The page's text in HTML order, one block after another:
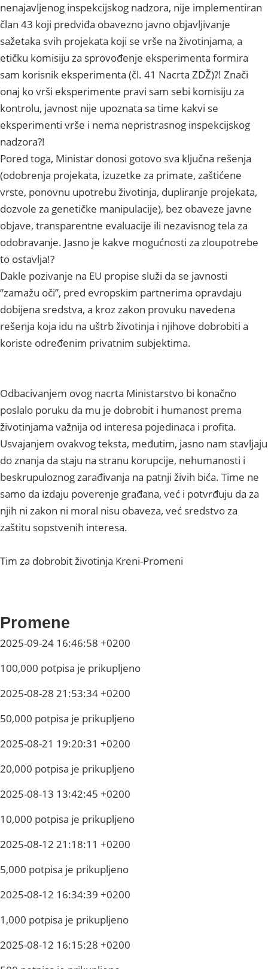
nenajavljenog inspekcijskog nadzora, nije implementiran
član 43 koji predviđa obavezno javno objavljivanje
sažetaka svih projekata koji se vrše na životinjama, a
etičku komisiju za sprovođenje eksperimenta formira
sam korisnik eksperimenta (čl. 41 Nacrta ZDŽ)?! Znači
onaj ko vrši eksperimente pravi sam sebi komisiju za
kontrolu, javnost nije upoznata sa time kakvi se
eksperimenti vrše i nema nepristrasnog inspekcijskog
nadzora?!
Pored toga, Ministar donosi gotovo sva ključna rešenja
(odobrenja projekata, izuzetke za primate, zaštićene
vrste, ponovnu upotrebu životinja, dupliranje projekata,
dozvole za genetičke manipulacije), bez obaveze javne
objave, transparentne evaluacije ili nezavisnog tela za
odobravanje. Jasno je kakve mogućnosti za zloupotrebe
to ostavlja!?
Dakle pozivanje na EU propise služi da se javnosti
’’zamažu oči’’, pred evropskim partnerima opravdaju
dobijena sredstva, a kroz zakon provuku navedena
rešenja koja idu na uštrb životinja i njihove dobrobiti a
koriste određenim privatnim subjektima.
Odbacivanjem ovog nacrta Ministarstvo bi konačno
poslalo poruku da mu je dobrobit i humanost prema
životinjama važnija od interesa pojedinaca i profita.
Usvajanjem ovakvog teksta, međutim, jasno nam stavljaju
do znanja da staju na stranu korupcije, nehumanosti i
beskrupuloznog zarađivanja na patnji živih bića. Time ne
samo da izdaju poverenje građana, već i potvrđuju da za
njih ni zakon ni moral nisu obaveza, već sredstvo za
zaštitu sopstvenih interesa.
Tim za dobrobit životinja Kreni-Promeni
Promene
2025-09-24 16:46:58 +0200
100,000 potpisa je prikupljeno
2025-08-28 21:53:34 +0200
50,000 potpisa je prikupljeno
2025-08-21 19:20:31 +0200
20,000 potpisa je prikupljeno
2025-08-13 13:42:45 +0200
10,000 potpisa je prikupljeno
2025-08-12 21:18:11 +0200
5,000 potpisa je prikupljeno
2025-08-12 16:34:39 +0200
1,000 potpisa je prikupljeno
2025-08-12 16:15:28 +0200